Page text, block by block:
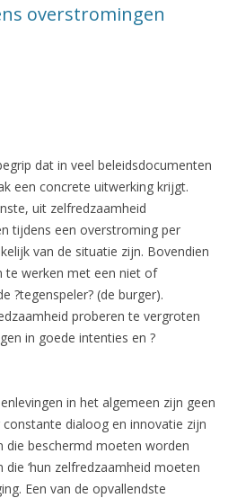
overstromingen
dat in veel beleidsdocumenten
een concrete uitwerking krijgt.
uit zelfredzaamheid
tijdens een overstroming per
van de situatie zijn. Bovendien
te werken met een niet of
?tegenspeler? (de burger).
proberen te vergroten
in goede intenties en ?
in het algemeen zijn geen
dialoog en innovatie zijn
die beschermd moeten worden
‘hun zelfredzaamheid moeten
Een van de opvallendste